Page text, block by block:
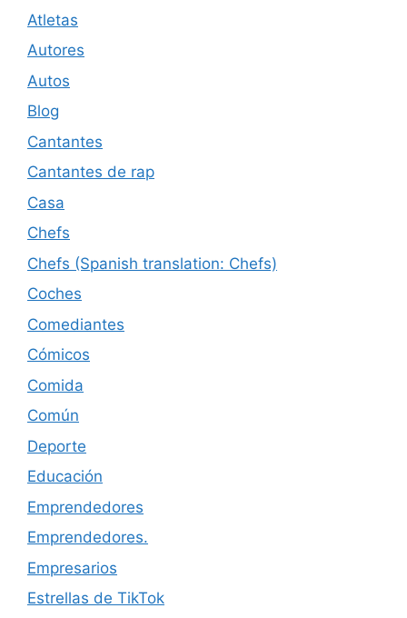
Atletas
Autores
Autos
Blog
Cantantes
Cantantes de rap
Casa
Chefs
Chefs (Spanish translation: Chefs)
Coches
Comediantes
Cómicos
Comida
Común
Deporte
Educación
Emprendedores
Emprendedores.
Empresarios
Estrellas de TikTok